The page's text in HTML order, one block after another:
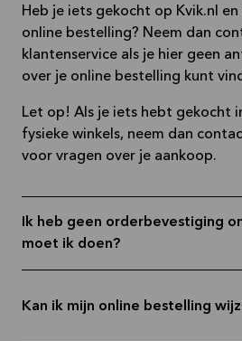
Heb je iets gekocht op Kvik.nl
online bestelling? Neem dan
klantenservice als je hier geen
over je online bestelling kunt
Let op! Als je iets hebt gekocht
fysieke winkels, neem dan
voor vragen over je aankoop.
Ik heb geen orderbevestiging
moet ik doen?
Kan ik mijn online bestelling